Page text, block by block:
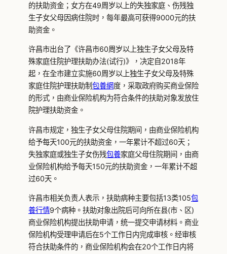
的扶助资金；女方在49周岁以上的失独家庭、伤残独
生子女父母因病住院时，每年最高可获得9000元的扶
助资金。
许昌市出台了《许昌市60周岁以上独生子女父母及特
殊家庭住院护理扶助办法(试行)》，决定自2018年
起，在全市建立实施60周岁以上独生子女父母及特殊
家庭住院护理扶助制包養網度，采取政府购买商业保险
的形式，由商业保险机构为符合条件的扶助对象发放住
院护理扶助资金。
许昌市规定，独生子女父母住院期间，由商业保险机构
给予每天100元的扶助资金，一年累计不超过60天；
失独家庭或独生子女伤残包養家庭父母住院期间，由商
业保险机构给予每天150元的扶助资金，一年累计不超
过60天。
许昌市相关负责人表示，扶助病种主要包括13类105包
養行情9个病种。扶助对象出院后可向所在县(市、区)
商业保险机构提出扶助申请，统一提交申请材料。商业
保险机构受理申请后在5个工作日内完成审核。经审核
符合扶助条件的，商业保险机构会在20个工作日内将